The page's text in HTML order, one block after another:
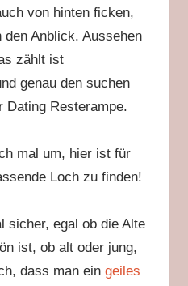
von hinten ficken,
Anblick. Aussehen
zählt ist
genau den suchen
Dating Resterampe.
mal um, hier ist für
Loch zu finden!
sicher, egal ob die Alte
ist, ob alt oder jung,
dass man ein geiles